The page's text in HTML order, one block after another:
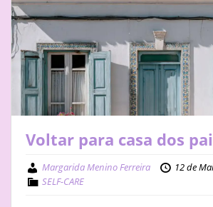
Voltar para casa dos
Margarida Menino Ferreira
12 de
SELF-CARE